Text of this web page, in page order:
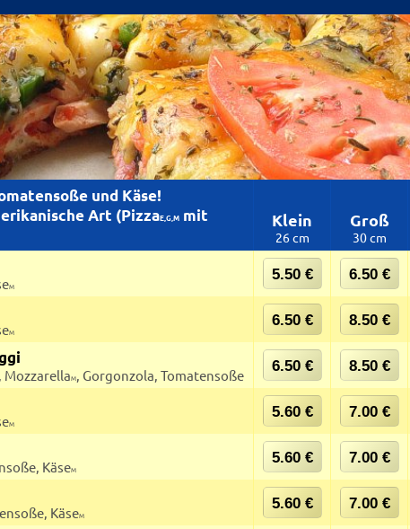
und Käse!
Art (PizzaE,G,M mit
Klein
26 cm
Groß
30 cm
M
5.50 € 6.50 €
M
6.50 € 8.50 €
MozzarellaM, Gorgonzola, Tomatensoße
6.50 € 8.50 €
M
5.60 € 7.00 €
KäseM
5.60 € 7.00 €
KäseM
5.60 € 7.00 €